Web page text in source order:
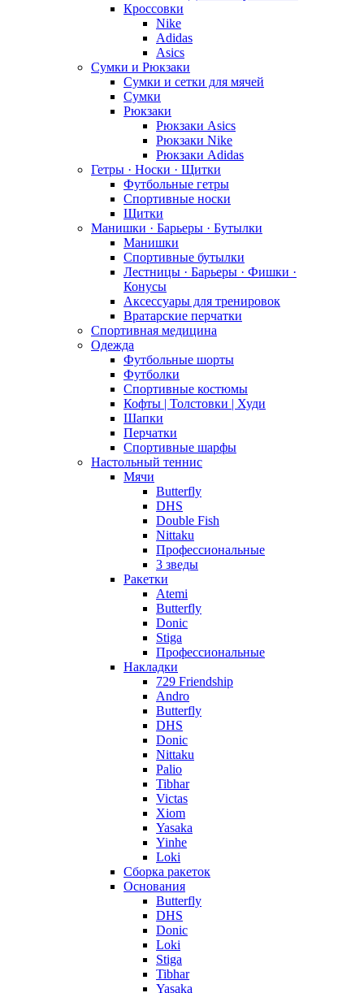
Кроссовки
Nike
Adidas
Asics
Сумки и Рюкзаки
Сумки и сетки для мячей
Сумки
Рюкзаки
Рюкзаки Asics
Рюкзаки Nike
Рюкзаки Adidas
Гетры · Носки · Щитки
Футбольные гетры
Спортивные носки
Щитки
Манишки · Барьеры · Бутылки
Манишки
Спортивные бутылки
Лестницы · Барьеры · Фишки ·
Конусы
Аксессуары для тренировок
Вратарские перчатки
Спортивная медицина
Одежда
Футбольные шорты
Футболки
Спортивные костюмы
Кофты | Толстовки | Худи
Шапки
Перчатки
Спортивные шарфы
Настольный теннис
Мячи
Butterfly
DHS
Double Fish
Nittaku
Профессиональные
3 зведы
Ракетки
Atemi
Butterfly
Donic
Stiga
Профессиональные
Накладки
729 Friendship
Andro
Butterfly
DHS
Donic
Nittaku
Palio
Tibhar
Victas
Xiom
Yasaka
Yinhe
Loki
Сборка ракеток
Основания
Butterfly
DHS
Donic
Loki
Stiga
Tibhar
Yasaka